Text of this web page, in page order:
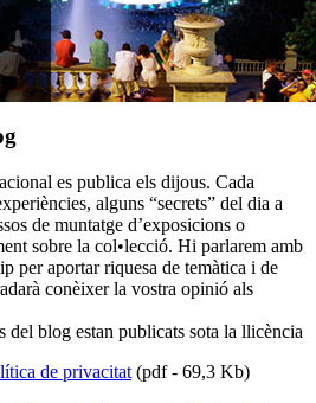
es publica els dijous. Cada
alguns “secrets” del dia a
de muntatge d’exposicions o
sobre la col•lecció. Hi parlarem amb
per aportar riquesa de temàtica i de
conèixer la vostra opinió als
del blog estan publicats sota la llicència
de privacitat (pdf - 69,3 Kb)